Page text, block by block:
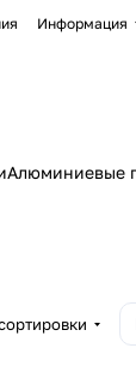
Информация
Алюминиевые